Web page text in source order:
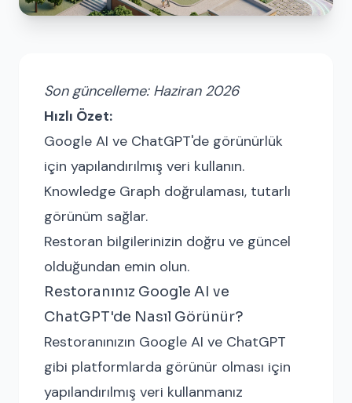
Son güncelleme: Haziran 2026
Hızlı Özet:
Google AI ve ChatGPT'de görünürlük
için yapılandırılmış veri kullanın.
Knowledge Graph doğrulaması, tutarlı
görünüm sağlar.
Restoran bilgilerinizin doğru ve güncel
olduğundan emin olun.
Restoranınız Google AI ve
ChatGPT'de Nasıl Görünür?
Restoranınızın Google AI ve ChatGPT
gibi platformlarda görünür olması için
yapılandırılmış veri kullanmanız